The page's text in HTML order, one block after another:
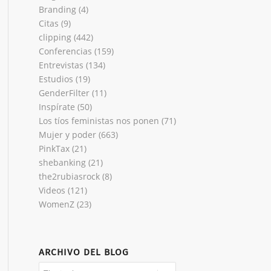
Branding(4)
Citas (9)
clipping(442)
Conferencias (159)
Entrevistas (134)
Estudios (19)
GenderFilter(11)
Inspírate (50)
Los tíos feministas nos ponen (71)
Mujer y poder(663)
PinkTax(21)
shebanking(21)
the2rubiasrock(8)
Videos (121)
WomenZ(23)
ARCHIVO DEL BLOG